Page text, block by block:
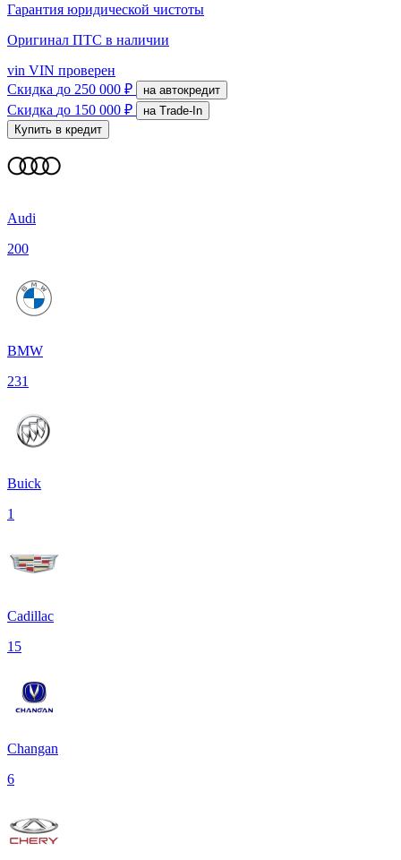
Гарантия юридической чистоты
Оригинал ПТС в наличии
vin VIN проверен
Скидка до 250 000 ₽ на автокредит
Скидка до 150 000 ₽
на Trade-In
Купить в кредит
Audi
200
BMW
231
Buick
1
Cadillac
15
Changan
6